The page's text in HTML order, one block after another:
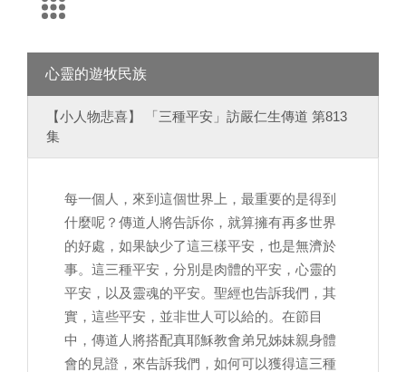
心靈的遊牧民族
【小人物悲喜】 「三種平安」訪嚴仁生傳道 第813
集
每一個人，來到這個世界上，最重要的是得到
什麼呢？傳道人將告訴你，就算擁有再多世界
的好處，如果缺少了這三樣平安，也是無濟於
事。這三種平安，分別是肉體的平安，心靈的
平安，以及靈魂的平安。聖經也告訴我們，其
實，這些平安，並非世人可以給的。在節目
中，傳道人將搭配真耶穌教會弟兄姊妹親身體
會的見證，來告訴我們，如何可以獲得這三種